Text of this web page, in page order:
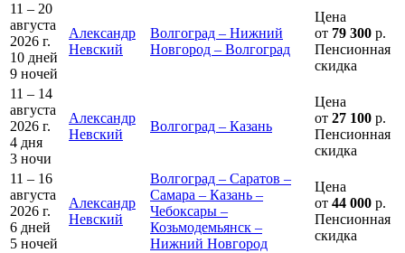
11 – 20
августа
2026 г.
10 дней
9 ночей
Александр
Невский
Волгоград – Нижний
Новгород – Волгоград
Цена
от 79 300 р.
Пенсионная
скидка
11 – 14
августа
2026 г.
4 дня
3 ночи
Александр
Невский
Волгоград – Казань
Цена
от 27 100 р.
Пенсионная
скидка
11 – 16
августа
2026 г.
6 дней
5 ночей
Александр
Невский
Волгоград – Саратов –
Самара – Казань –
Чебоксары –
Козьмодемьянск –
Нижний Новгород
Цена
от 44 000 р.
Пенсионная
скидка